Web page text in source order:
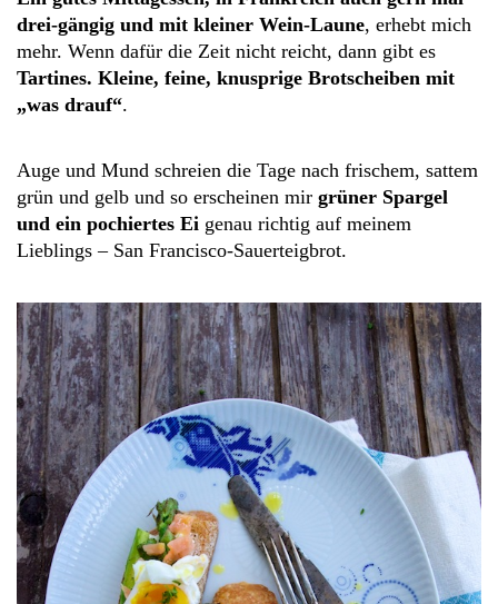
drei-gängig und mit kleiner Wein-Laune, erhebt mich
mehr. Wenn dafür die Zeit nicht reicht, dann gibt es
Tartines. Kleine, feine, knusprige Brotscheiben mit
„was drauf“.
Auge und Mund schreien die Tage nach frischem, sattem
grün und gelb und so erscheinen mir grüner Spargel
und ein pochiertes Ei genau richtig auf meinem
Lieblings – San Francisco-Sauerteigbrot.